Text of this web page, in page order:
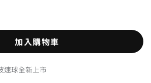
加入購物車
速球全新上市